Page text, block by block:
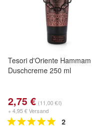
Tesori d'Oriente Hammam
Duschcreme 250 ml
2,75 € (11,00 €/l)
+ 4,95 € Versand
2